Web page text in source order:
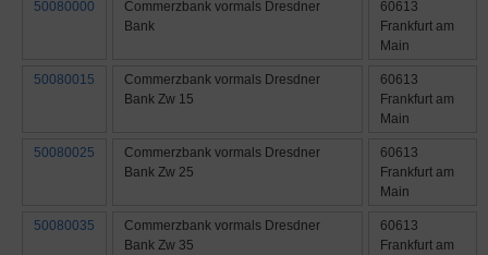
50080000
Commerzbank vormals Dresdner
Bank
60613
Frankfurt am
Main
50080015
Commerzbank vormals Dresdner
Bank Zw 15
60613
Frankfurt am
Main
50080025
Commerzbank vormals Dresdner
Bank Zw 25
60613
Frankfurt am
Main
50080035
Commerzbank vormals Dresdner
Bank Zw 35
60613
Frankfurt am